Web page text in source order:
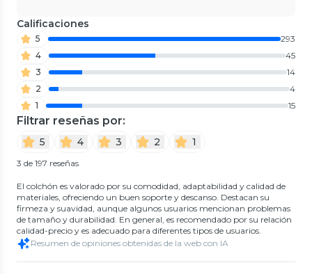
Calificaciones
5
293
4
45
3
14
2
4
1
15
Filtrar reseñas por:
5 4 3 2 1
3 de 197 reseñas
El colchón es valorado por su comodidad, adaptabilidad y calidad de
materiales, ofreciendo un buen soporte y descanso. Destacan su
firmeza y suavidad, aunque algunos usuarios mencionan problemas
de tamaño y durabilidad. En general, es recomendado por su relación
calidad-precio y es adecuado para diferentes tipos de usuarios.
Resumen de opiniones obtenidas de la web con IA